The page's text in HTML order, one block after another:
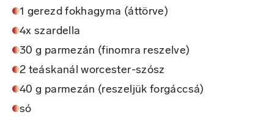
1 gerezd fokhagyma (áttörve)
4x szardella
30 g parmezán (finomra reszelve)
2 teáskanál worcester-szósz
40 g parmezán (reszeljük forgáccsá)
só